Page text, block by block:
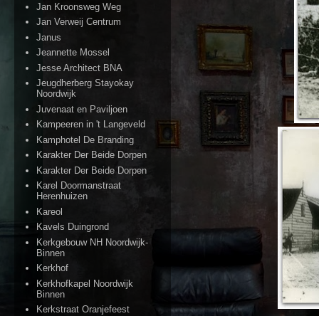
Jan Kroonsweg Weg
Jan Verweij Centrum
Janus
Jeannette Mossel
Jesse Architect BNA
Jeugdherberg Stayokay
Noordwijk
Juvenaat en Paviljoen
Kampeeren in 't Langeveld
Kamphotel De Branding
Karakter Der Beide Dorpen
Karakter Der Beide Dorpen
Karel Doormanstraat
Herenhuizen
Kareol
Kavels Duingrond
Kerkgebouw NH Noordwijk-
Binnen
Kerkhof
Kerkhofkapel Noordwijk
Binnen
Kerkstraat Oranjefeest